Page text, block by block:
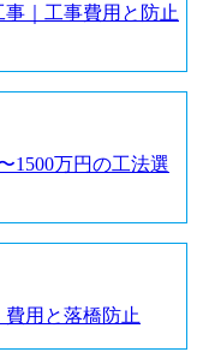
｜工事費用と防止
1500万円の工法選
用と落橋防止